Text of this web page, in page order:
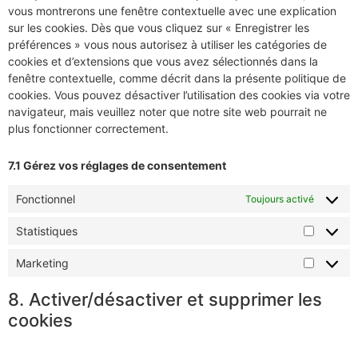
vous montrerons une fenêtre contextuelle avec une explication
sur les cookies. Dès que vous cliquez sur « Enregistrer les
préférences » vous nous autorisez à utiliser les catégories de
cookies et d’extensions que vous avez sélectionnés dans la
fenêtre contextuelle, comme décrit dans la présente politique de
cookies. Vous pouvez désactiver l’utilisation des cookies via votre
navigateur, mais veuillez noter que notre site web pourrait ne
plus fonctionner correctement.
7.1 Gérez vos réglages de consentement
Fonctionnel Toujours activé
Statistiques
Marketing
8. Activer/désactiver et supprimer les
cookies